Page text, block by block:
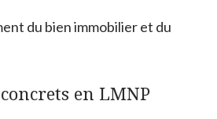
du bien immobilier et du
en LMNP